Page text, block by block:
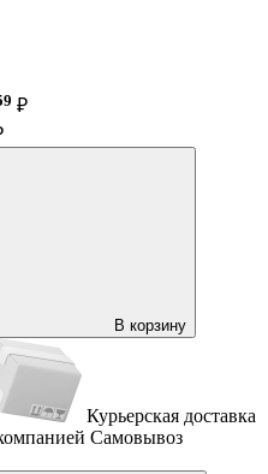
₽
В корзину
Курьерская доставка
Самовывоз